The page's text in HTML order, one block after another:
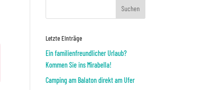
Letzte Einträge
Ein familienfreundlicher Urlaub?
Kommen Sie ins Mirabella!
Camping am Balaton direkt am Ufer